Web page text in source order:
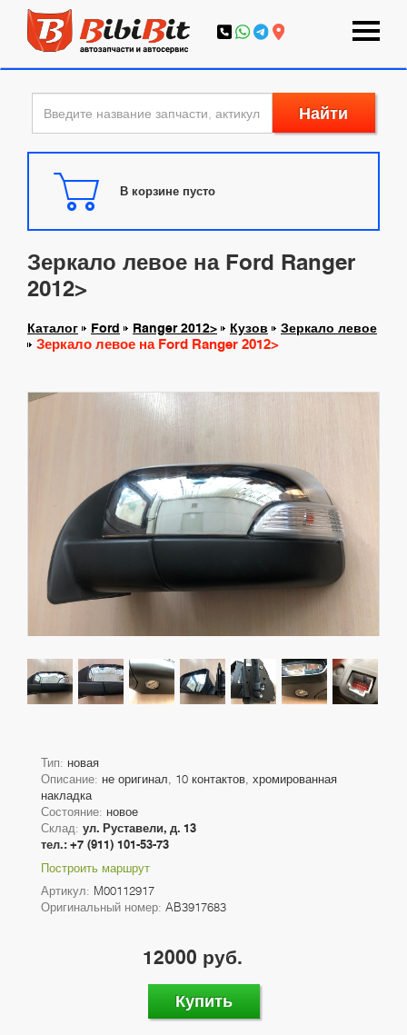
Найти
В корзине пусто
Зеркало левое на Ford Ranger
2012>
Каталог Ford Ranger 2012> Кузов Зеркало левое
Зеркало левое на Ford Ranger 2012>
Тип: новая
Описание: не оригинал, 10 контактов, хромированная
накладка
Состояние: новое
Склад: ул. Руставели, д. 13
тел.: +7 (911) 101-53-73
Построить маршрут
Артикул: M00112917
Оригинальный номер: AB3917683
12000 руб.
Купить